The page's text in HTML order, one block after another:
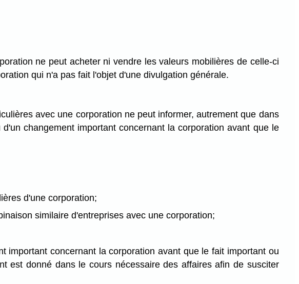
ne peut acheter ni vendre les valeurs mobilières de celle-ci
qui n'a pas fait l'objet d'une divulgation générale.
avec une corporation ne peut informer, autrement que dans
changement important concernant la corporation avant que le
d'une corporation;
similaire d'entreprises avec une corporation;
important concernant la corporation avant que le fait important ou
est donné dans le cours nécessaire des affaires afin de susciter